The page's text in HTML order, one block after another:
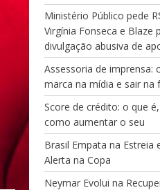
Ministério Público pede
Virgínia Fonseca e Blaze
divulgação abusiva de
Assessoria de imprensa:
marca na mídia e sair na
Score de crédito: o que
como aumentar o seu
Brasil Empata na Estreia
Alerta na Copa
Neymar Evolui na